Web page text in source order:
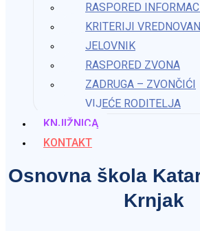
RASPORED
KRITERIJI
JELOVNIK
RASPORED ZVONA
ZADRUGA – ZVONČIĆI
VIJEĆE RODITELJA
KNJIŽNICA
KONTAKT
Kontakt
Osnovna škola
Krnjak
ured@os-kzrinski-
Osnovna škola
Krnjak